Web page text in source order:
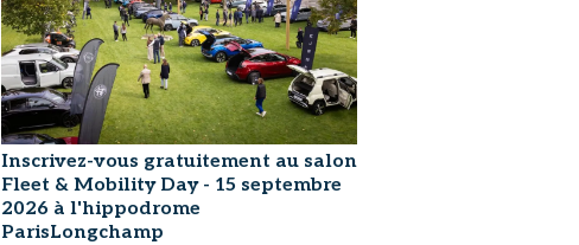
Inscrivez-vous gratuitement au salon
Fleet & Mobility Day - 15 septembre
2026 à l'hippodrome
ParisLongchamp